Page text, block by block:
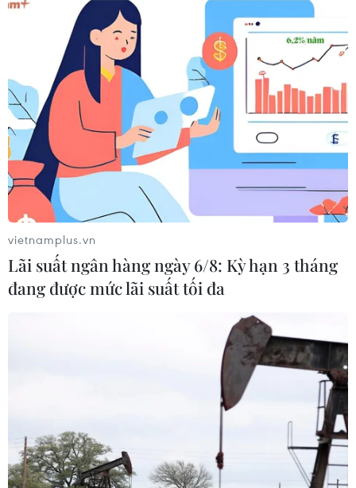
khống hồ sơ bảo hiểm y tế ở Đắk Lắk
vietnamplus.vn
Lãi suất ngân hàng ngày 6/8: Kỳ hạn 3 tháng
đang được mức lãi suất tối đa